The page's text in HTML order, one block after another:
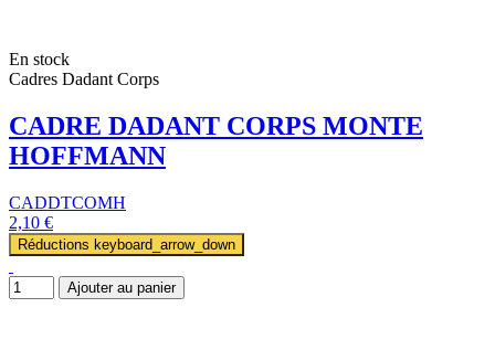
En stock
Cadres Dadant Corps
CADRE DADANT CORPS MONTE
HOFFMANN
CADDTCOMH
2,10 €
Réductions keyboard_arrow_down
Ajouter au panier